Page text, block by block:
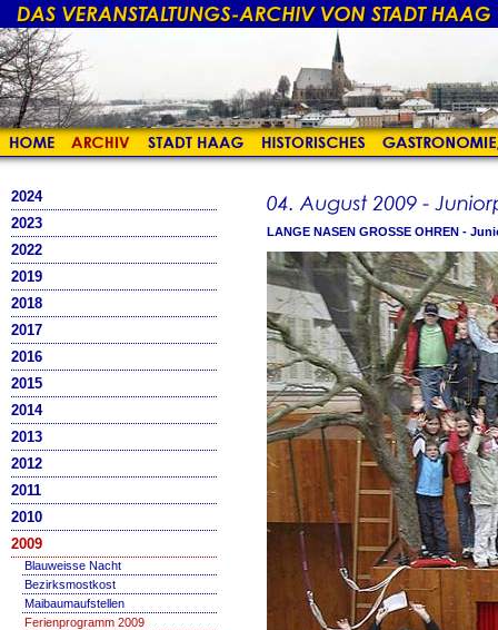
2024
2023
2022
2019
2018
2017
2016
2015
2014
2013
2012
2011
2010
2009
Blauweisse Nacht
Bezirksmostkost
Maibaumaufstellen
Ferienprogramm 2009
LANGE NASEN GROSSE OHREN -